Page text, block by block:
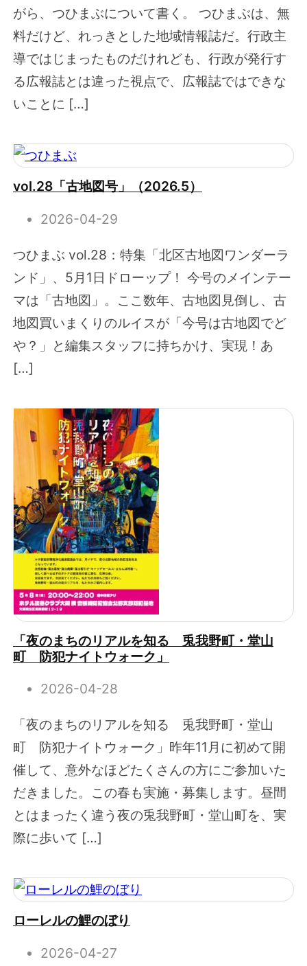
がら、つひまぶについて書く。 つひまぶは、無
料だけど、れっきとした地域情報誌だ。行政主
導ではじまったものだけれども、行政が発行す
る広報誌とは違った視点で、広報誌ではできな
いことに […]
vol.28「古地図号」（2026.5）
2026-04-29
つひまぶ vol.28：特集「北区古地図ワンダーラ
ンド」、5月1日ドローップ！ 今号のメインテー
マは「古地図」。ここ数年、古地図見倒し、古
地図買いまくりのルイスが「今号は古地図でど
や？」と編集スタッフに持ちかけ、実現！あ
[…]
「夜のまちのリアルを知る 兎我野町・堂山
町 防犯ナイトウォーク」
2026-04-28
「夜のまちのリアルを知る 兎我野町・堂山
町 防犯ナイトウォーク」昨年11月に初めて開
催して、意外なほどたくさんの方にご参加いた
だきました。この春も実施・募集します。昼間
とはまったく違う夜の兎我野町・堂山町を、実
際に歩いて […]
ローレルの鯉のぼり
2026-04-27